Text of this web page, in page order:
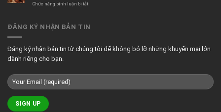
quán
Chức năng bình luận bị tắtở
phòng
ĐĂNG KÝ NHẬN BẢN TIN
Đăng ký nhận bản tin từ chúng tôi để không bỏ lỡ những khuyến mại lớn
dành riêng cho bạn.